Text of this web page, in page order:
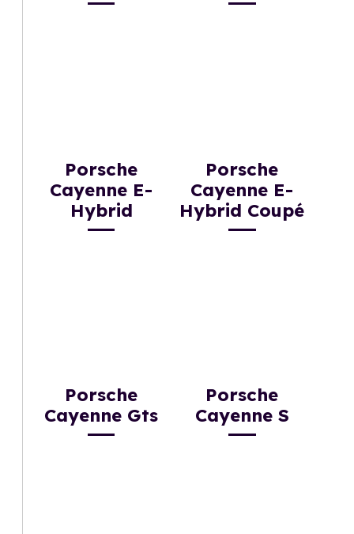
Porsche
Cayenne E-
Hybrid
Porsche
Cayenne E-
Hybrid Coupé
Porsche
Cayenne Gts
Porsche
Cayenne S